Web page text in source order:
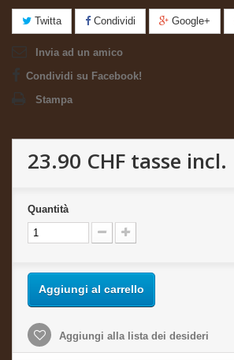
Twitta Condividi Google+
Invia ad un amico
Condividi su Facebook!
Stampa
23.90 CHF tasse incl.
Quantità
Aggiungi al carrello
Aggiungi alla lista dei desideri